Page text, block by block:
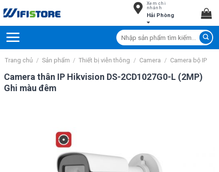
to
Xem chi
nhánh
Hải Phòng
Tìm
kiếm:
Trang chủ / Sản phẩm / Thiết bị viễn thông / Camera / Camera bộ IP
Camera thân IP Hikvision DS-2CD1027G0-L (2MP)
Ghi màu đêm